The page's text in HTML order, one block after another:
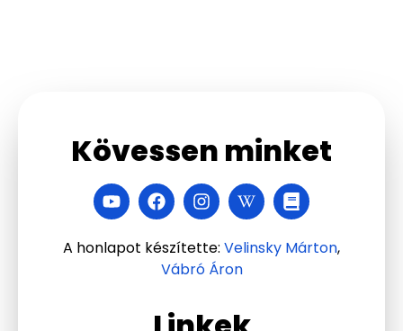
Kövessen minket
A honlapot készítette: Velinsky Márton,
Vábró Áron